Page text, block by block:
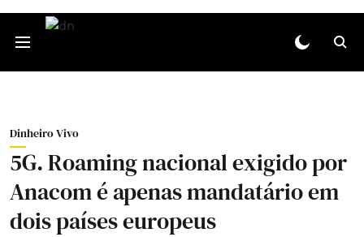
Dinheiro Vivo
5G. Roaming nacional exigido por
Anacom é apenas mandatário em
dois países europeus